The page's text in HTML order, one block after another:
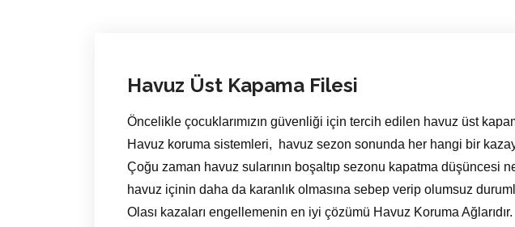
Havuz Üst Kapama Filesi
Öncelikle çocuklarımızın güvenliği için tercih edilen havuz üst
Havuz koruma sistemleri, havuz sezon sonunda her hangi bir
Çoğu zaman havuz sularının boşaltıp sezonu kapatma düşüncesi
havuz içinin daha da karanlık olmasına sebep verip olumsuz
Olası kazaları engellemenin en iyi çözümü Havuz Koruma Ağlarıdır.